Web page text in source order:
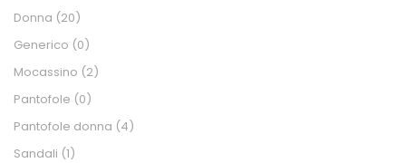
Donna (20)
Generico (0)
Mocassino (2)
Pantofole (0)
Pantofole donna (4)
Sandali (1)